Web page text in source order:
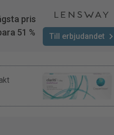
pris
51 %
Till erbjudandet